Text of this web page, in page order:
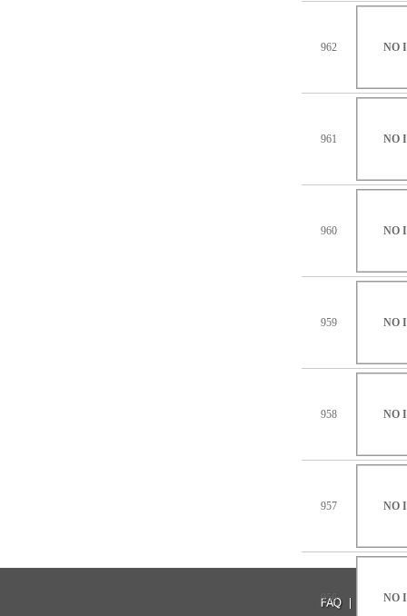
962 NO
961 NO
960 NO
959 NO
958 NO
957 NO
956 NO